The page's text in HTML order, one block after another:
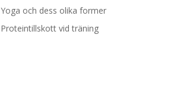
Yoga och dess olika former
Proteintillskott vid träning